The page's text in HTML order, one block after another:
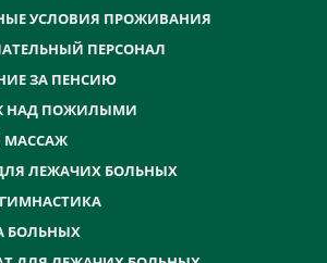
УСЛОВИЯ ПРОЖИВАНИЯ
ПЕРСОНАЛ
ЗА ПЕНСИЮ
НАД ПОЖИЛЫМИ
МАССАЖ
ЛЕЖАЧИХ БОЛЬНЫХ
БОЛЬНЫХ